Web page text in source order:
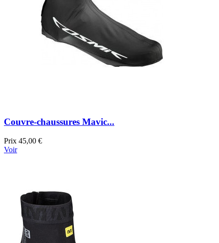
Couvre-chaussures Mavic...
Prix 45,00 €
Voir